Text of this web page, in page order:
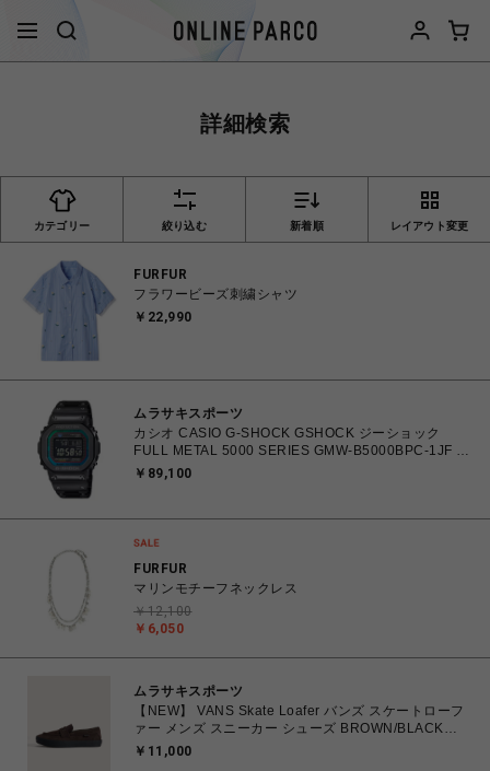
詳細検索
カテゴリー 絞り込む 新着順 レイアウト変更
FURFUR
フラワービーズ刺繍シャツ
￥22,990
ムラサキスポーツ
カシオ CASIO G-SHOCK GSHOCK ジーショック
FULL METAL 5000 SERIES GMW-B5000BPC-1JF 防
水 耐衝撃構造 タフソーラー（ソーラー充電） 電波時
く】
￥89,100
FURFUR
マリンモチーフネックレス
￥6,050
￥12,100
ムラサキスポーツ
【NEW】 VANS Skate Loafer バンズ スケートローフ
ァー メンズ スニーカー シューズ BROWN/BLACK
26.0cm～28.0cm VN000VA6Y49 0198266309224
￥11,000